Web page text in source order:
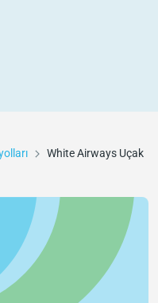
White Airways Uçak